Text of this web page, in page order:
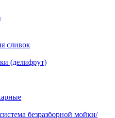
сливок
(делифрут)
безразборной мойки/